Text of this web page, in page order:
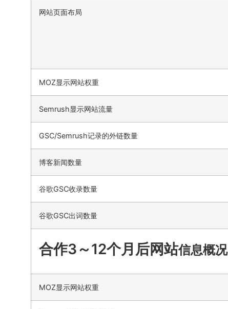
网站页面布局
MOZ显示网站权重
Semrush显示网站流量
GSC/Semrush记录的外链数量
博客新闻数量
谷歌GSC收录数量
谷歌GSC出词数量
合作3～12个月后网站信息概况
MOZ显示网站权重